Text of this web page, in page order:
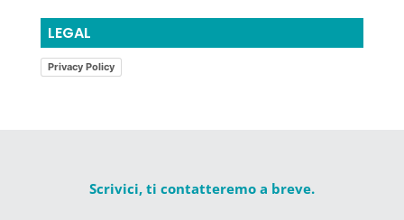
LEGAL
Privacy Policy
Scrivici, ti contatteremo a breve.